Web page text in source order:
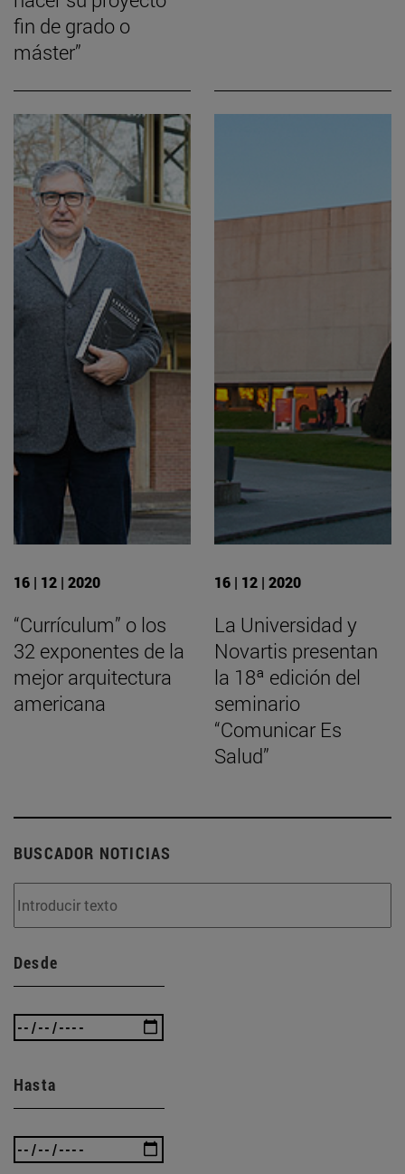
fin de grado o
máster”
16 | 12 | 2020
“Currículum” o los
32 exponentes de la
mejor arquitectura
americana
16 | 12 | 2020
La Universidad y
Novartis presentan
la 18ª edición del
seminario
“Comunicar Es
Salud”
BUSCADOR NOTICIAS
Desde
Hasta